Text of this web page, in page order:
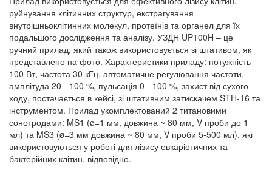
руйнування клітинних структур, екстрагування
внутрішньоклітинних молекул, протеїнів та органел для їх
подальшого дослідження та аналізу. УЗДН UP100H – це
ручний прилад, який також використовується зі штативом, як
представлено на фото. Характеристики приладу: потужність
100 Вт, частота 30 кГц, автоматичне регулювання частоти,
амплітуда 20 - 100 %, пульсація 0 - 100 %, захист від сухого
ходу, постачається в кейсі, зі штативним затискачем STH-16 та
інструментом. Прилад укомплектований 2 титановими
сонотродами: MS1 (ø=1 мм, довжина ~ 80 мм, V проби до 1
мл) та MS3 (ø=3 мм довжина ~ 80 мм, V проби 5-500 мл), які
використовуються у роботі для лізису евкаріотичних та
бактерійних клітин, відповідно.